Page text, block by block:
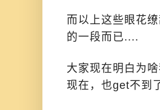
而以上这些眼花
的一段而已....
大家现在明白为
现在，也get不到